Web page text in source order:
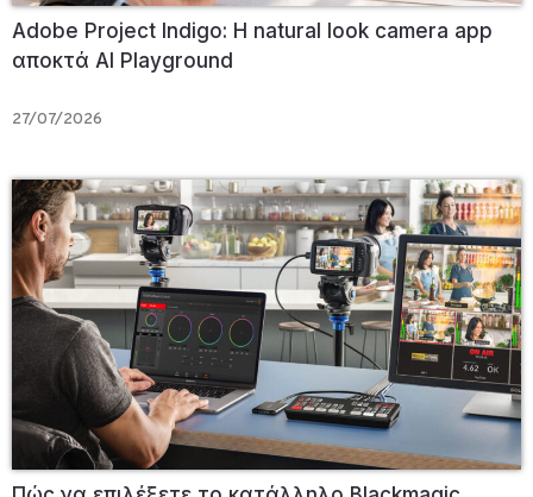
Adobe Project Indigo: Η natural look camera app
αποκτά AI Playground
27/07/2026